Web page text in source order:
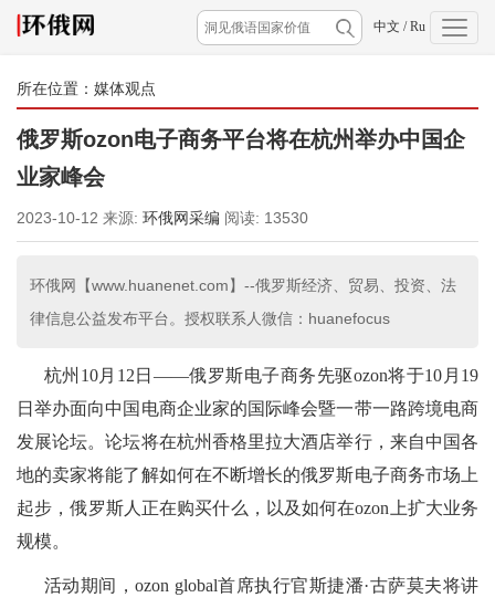
中文 / Ru
所在位置： 媒体观点
俄罗斯ozon电子商务平台将在杭州举办中国企
业家峰会
2023-10-12 来源: 环俄网采编 阅读: 13530
环俄网【www.huanenet.com】--俄罗斯经济、贸易、投资、法
律信息公益发布平台。授权联系人微信：huanefocus
杭州10月12日——俄罗斯电子商务先驱ozon将于10月19
日举办面向中国电商企业家的国际峰会暨一带一路跨境电商
发展论坛。论坛将在杭州香格里拉大酒店举行，来自中国各
地的卖家将能了解如何在不断增长的俄罗斯电子商务市场上
起步，俄罗斯人正在购买什么，以及如何在ozon上扩大业务
规模。
活动期间，ozon global首席执行官斯捷潘·古萨莫夫将讲